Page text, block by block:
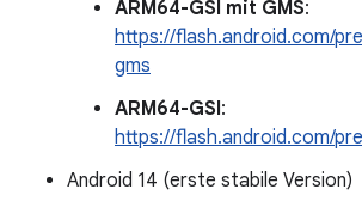
ARM64-GSI mit GMS:
https://flash.android.com/
gms
ARM64-GSI:
https://flash.android.com/
Android 14 (erste stabile Version)